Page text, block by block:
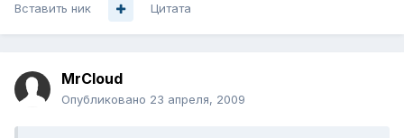
Вставить ник Цитата
MrCloud
Опубликовано 23 апреля, 2009